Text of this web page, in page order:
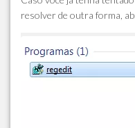
resolver de outra forma,